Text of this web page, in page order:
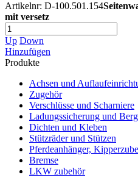
Artikelnr: D-100.501.154
mit versetz
Up Down
Hinzufügen
Produkte
Achsen und
Zugehör
Verschlüsse und Scharniere
Ladungssicherung und
Dichten und Kleben
Stützräder und Stützen
Pferdeanhänger,
Bremse
LKW zubehör